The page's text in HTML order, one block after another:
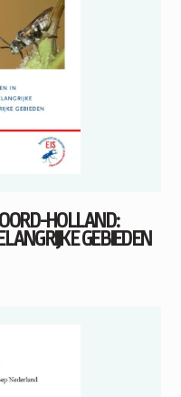
HOLLAND:
GEBIEDEN